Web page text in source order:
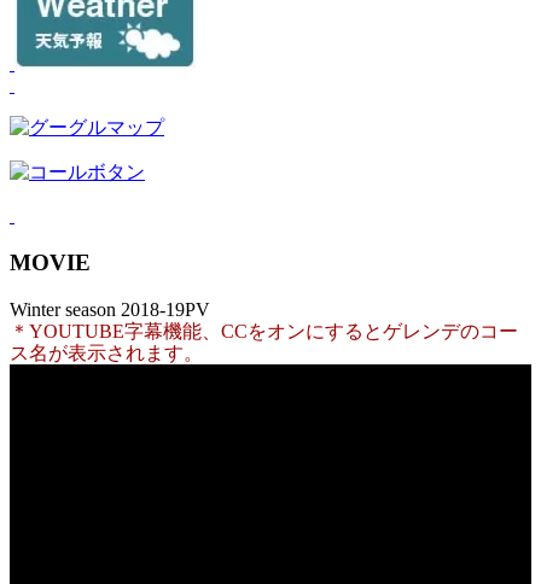
MOVIE
Winter season 2018-19PV
＊YOUTUBE字幕機能、CCをオンにするとゲレンデのコー
ス名が表示されます。